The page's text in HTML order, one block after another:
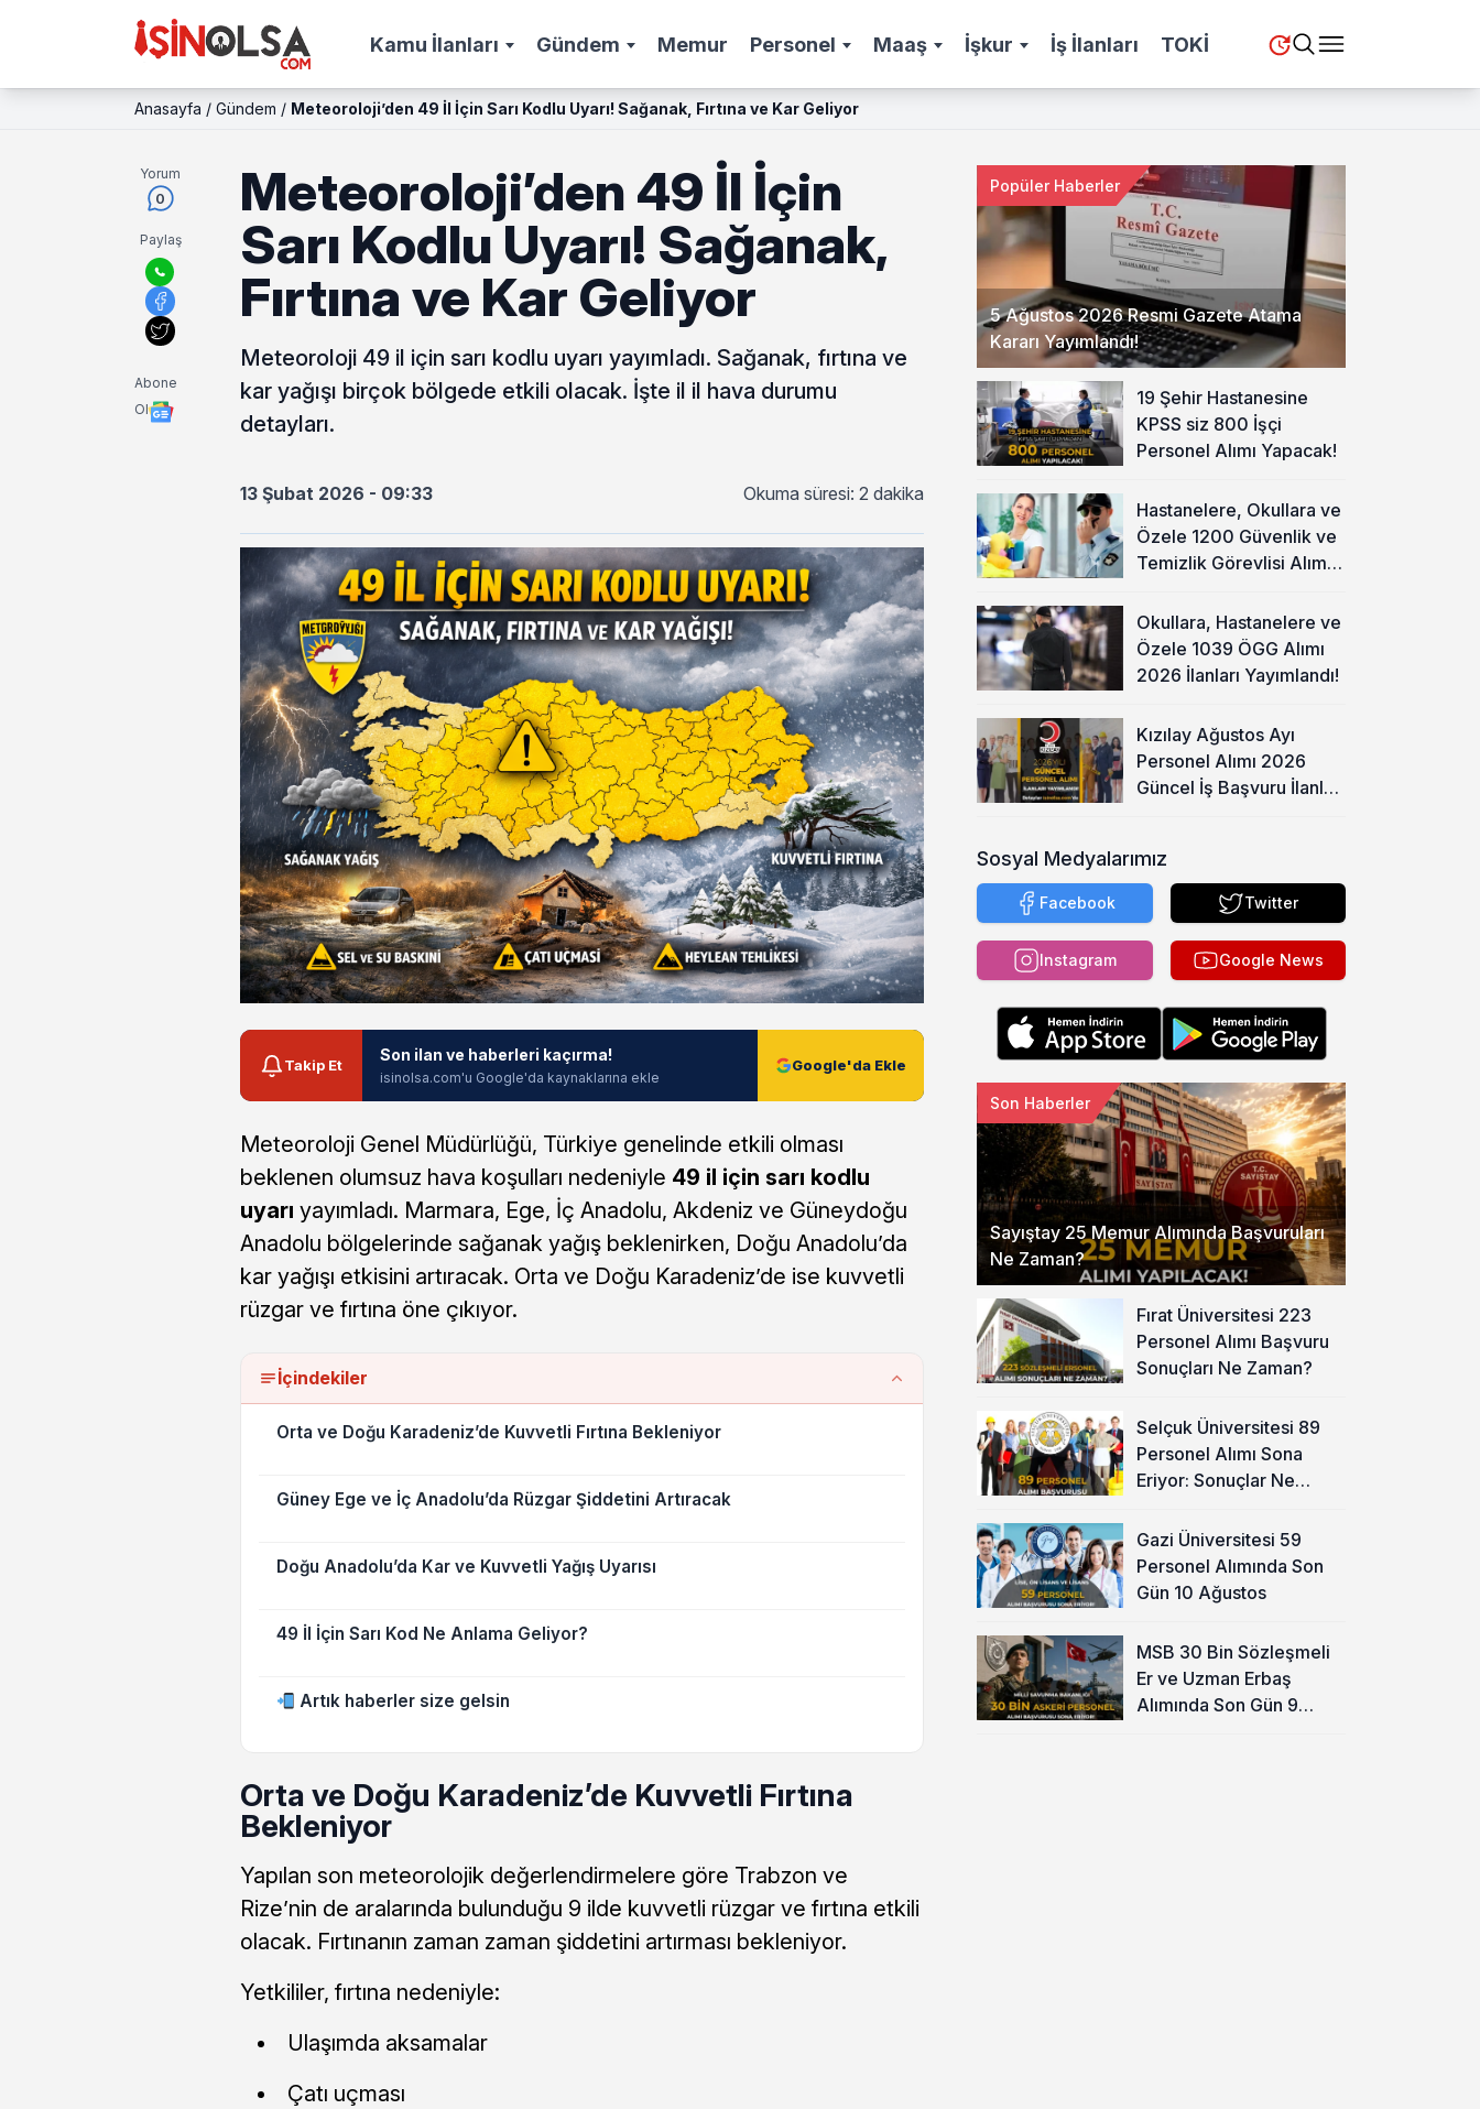
Kamu İlanları Gündem Memur Personel Maaş İşkur İş İlanları TOKİ
Anasayfa / Gündem / Meteoroloji’den 49 İl İçin Sarı Kodlu Uyarı! Sağanak, Fırtına ve Kar Geliyor
Yorum
0
Paylaş
Abone
Ol
Meteoroloji’den 49 İl İçin
Sarı Kodlu Uyarı! Sağanak,
Fırtına ve Kar Geliyor
Meteoroloji 49 il için sarı kodlu uyarı yayımladı. Sağanak, fırtına ve
kar yağışı birçok bölgede etkili olacak. İşte il il hava durumu
detayları.
13 Şubat 2026 - 09:33 Okuma süresi: 2 dakika
Takip Et
Son ilan ve haberleri kaçırma!
isinolsa.com'u Google'da kaynaklarına ekle
Google'da Ekle
Meteoroloji Genel Müdürlüğü, Türkiye genelinde etkili olması
beklenen olumsuz hava koşulları nedeniyle 49 il için sarı kodlu
uyarı yayımladı. Marmara, Ege, İç Anadolu, Akdeniz ve Güneydoğu
Anadolu bölgelerinde sağanak yağış beklenirken, Doğu Anadolu’da
kar yağışı etkisini artıracak. Orta ve Doğu Karadeniz’de ise kuvvetli
rüzgar ve fırtına öne çıkıyor.
İçindekiler
Orta ve Doğu Karadeniz’de Kuvvetli Fırtına Bekleniyor
Güney Ege ve İç Anadolu’da Rüzgar Şiddetini Artıracak
Doğu Anadolu’da Kar ve Kuvvetli Yağış Uyarısı
49 İl İçin Sarı Kod Ne Anlama Geliyor?
Artık haberler size gelsin
Orta ve Doğu Karadeniz’de Kuvvetli Fırtına
Bekleniyor
Yapılan son meteorolojik değerlendirmelere göre Trabzon ve
Rize’nin de aralarında bulunduğu 9 ilde kuvvetli rüzgar ve fırtına etkili
olacak. Fırtınanın zaman zaman şiddetini artırması bekleniyor.
Yetkililer, fırtına nedeniyle:
Ulaşımda aksamalar
Çatı uçması
5 Ağustos 2026 Resmi Gazete Atama
Kararı Yayımlandı!
Popüler Haberler
19 Şehir Hastanesine
KPSS siz 800 İşçi
Personel Alımı Yapacak!
Hastanelere, Okullara ve
Özele 1200 Güvenlik ve
Temizlik Görevlisi Alımı
Okullara, Hastanelere ve
Özele 1039 ÖGG Alımı
2026 İlanları Yayımlandı!
Kızılay Ağustos Ayı
Personel Alımı 2026
Güncel İş Başvuru İlanları
Sosyal Medyalarımız
Facebook Twitter
Instagram Google News
Sayıştay 25 Memur Alımında Başvuruları
Ne Zaman?
Son Haberler
Fırat Üniversitesi 223
Personel Alımı Başvuru
Sonuçları Ne Zaman?
Selçuk Üniversitesi 89
Personel Alımı Sona
Eriyor: Sonuçlar Ne
Gazi Üniversitesi 59
Personel Alımında Son
Gün 10 Ağustos
MSB 30 Bin Sözleşmeli
Er ve Uzman Erbaş
Alımında Son Gün 9